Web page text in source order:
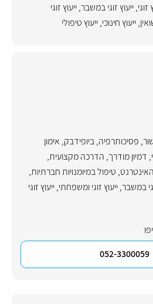
זוגי,ייעוץ זוגי במשבר,ייעוץ זוגי
,ייעוץ חינוכי,ייעוץ טיפולי
, פסיכותרפיה,ביופידבק, אימון
, דמיון מודרך, הדרכה מקצועית,
, טיפול במיומנויות חברתיות,
במשבר,ייעוץ זוגי ומשפחתי,ייעוץ זוגי
052-3300059